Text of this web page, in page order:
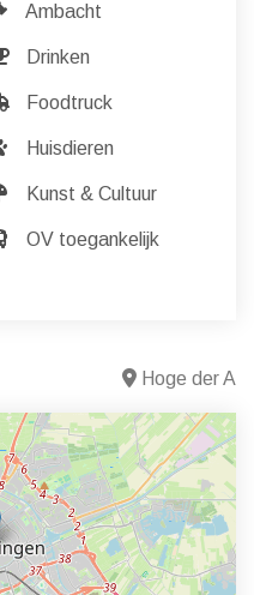
Ambacht
Drinken
Foodtruck
Huisdieren
Kunst & Cultuur
OV toegankelijk
Hoge der A